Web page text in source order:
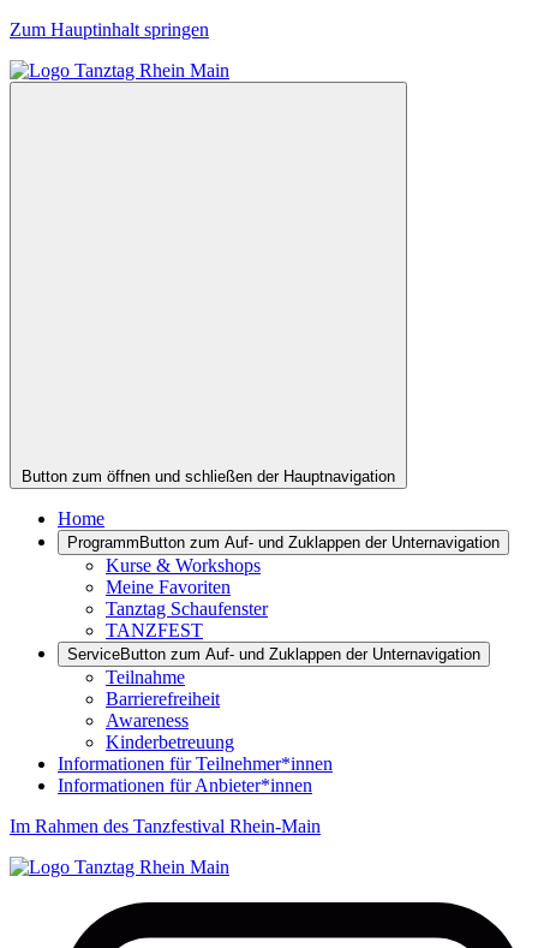
Zum Hauptinhalt springen
Button zum öffnen und schließen der Hauptnavigation
Home
Programm Button zum Auf- und Zuklappen der Unternavigation
Kurse & Workshops
Meine Favoriten
Tanztag Schaufenster
TANZFEST
ServiceButton zum Auf- und Zuklappen der Unternavigation
Teilnahme
Barrierefreiheit
Awareness
Kinderbetreuung
Informationen für Teilnehmer*innen
Informationen für Anbieter*innen
Im Rahmen des Tanzfestival Rhein-Main